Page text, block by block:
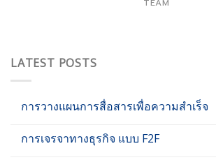
TEAM
LATEST POSTS
การวางแผนการสื่อสารเพื่อความสำเร็จ
การเจรจาทางธุรกิจ แบบ F2F